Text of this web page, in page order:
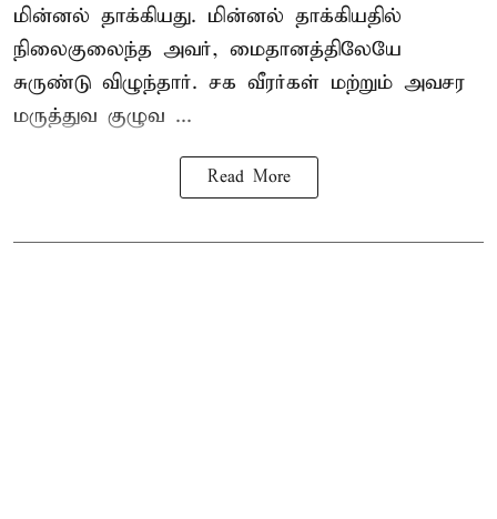
மின்னல் தாக்கியது. மின்னல் தாக்கியதில்
நிலைகுலைந்த அவர், மைதானத்திலேயே
சுருண்டு விழுந்தார். சக வீரர்கள் மற்றும் அவசர
மருத்துவ குழுவ ...
Read More